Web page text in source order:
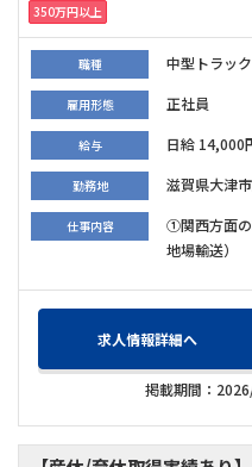
350万円以上
職種 中型トラッ
雇用形態 正社員
給与 日給 14,000
勤務地 滋賀県大津
仕事内容
①関西方面
地場輸送）
求人情報詳細へ
掲載期間：